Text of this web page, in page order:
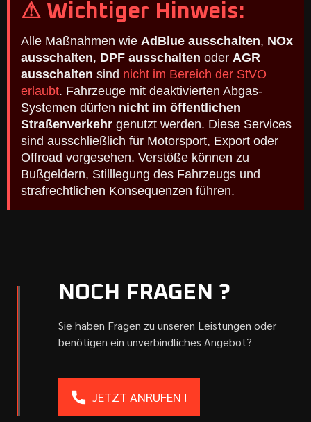
⚠ Wichtiger Hinweis:
Alle Maßnahmen wie AdBlue ausschalten, NOx
ausschalten, DPF ausschalten oder AGR
ausschalten sind nicht im Bereich der StVO
erlaubt. Fahrzeuge mit deaktivierten Abgas-
Systemen dürfen nicht im öffentlichen
Straßenverkehr genutzt werden. Diese Services
sind ausschließlich für Motorsport, Export oder
Offroad vorgesehen. Verstöße können zu
Bußgeldern, Stilllegung des Fahrzeugs und
strafrechtlichen Konsequenzen führen.
NOCH FRAGEN ?
Sie haben Fragen zu unseren Leistungen oder
benötigen ein unverbindliches Angebot?
JETZT ANRUFEN !